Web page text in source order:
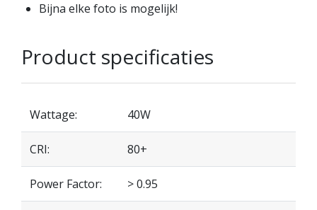
Bijna elke foto is mogelijk!
Product specificaties
Wattage: 40W
CRI: 80+
Power Factor: > 0.95